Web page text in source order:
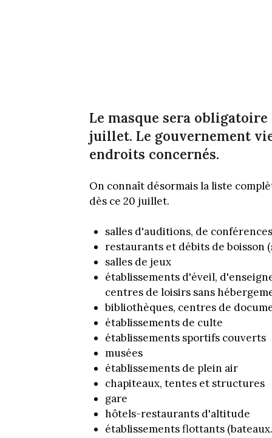
Le masque sera
juillet. Le gouvernement
endroits concernés.
On connaît désormais la liste
dès ce 20 juillet.
salles d'auditions, de
restaurants et débits de boisson
salles de jeux
établissements d'éveil,
centres de loisirs sans
bibliothèques, centres de
établissements de culte
établissements sportifs couverts
musées
établissements de plein air
chapiteaux, tentes et structures
gare
hôtels-restaurants d'altitude
établissements flottants